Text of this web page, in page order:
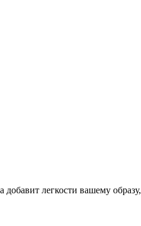
добавит легкости вашему